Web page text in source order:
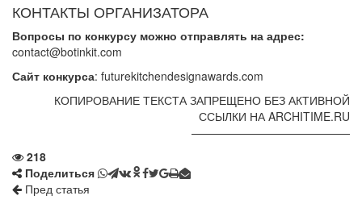
КОНТАКТЫ ОРГАНИЗАТОРА
Вопросы по конкурсу можно отправлять на адрес:
contact@botinkit.com
Сайт конкурса: futurekitchendesignawards.com
КОПИРОВАНИЕ ТЕКСТА ЗАПРЕЩЕНО БЕЗ АКТИВНОЙ
ССЫЛКИ НА ARCHITIME.RU
——————————————
218
Поделиться
Пред статья